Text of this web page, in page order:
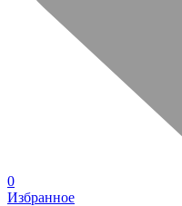
0
Избранное